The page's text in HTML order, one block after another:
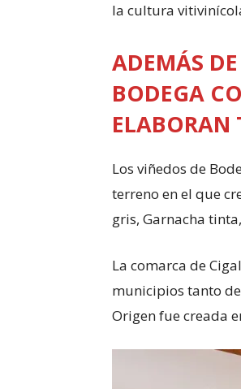
la cultura
ADEMÁS
BODEGA
ELABORAN
Los viñedos de
terreno en el que
gris, Garnacha
La comarca de
municipios tanto
Origen fue creada